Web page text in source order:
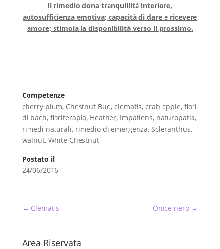
Il rimedio dona tranquillità interiore,
autosufficienza emotiva; capacità di dare e ricevere
amore; stimola la disponibilità verso il prossimo.
Competenze
cherry plum, Chestnut Bud, clematis, crab apple, fiori
di bach, fioriterapia, Heather, Impatiens, naturopatia,
rimedi naturali, rimedio di emergenza, Scleranthus,
walnut, White Chestnut
Postato il
24/06/2016
← Clematis Onice nero →
Area Riservata